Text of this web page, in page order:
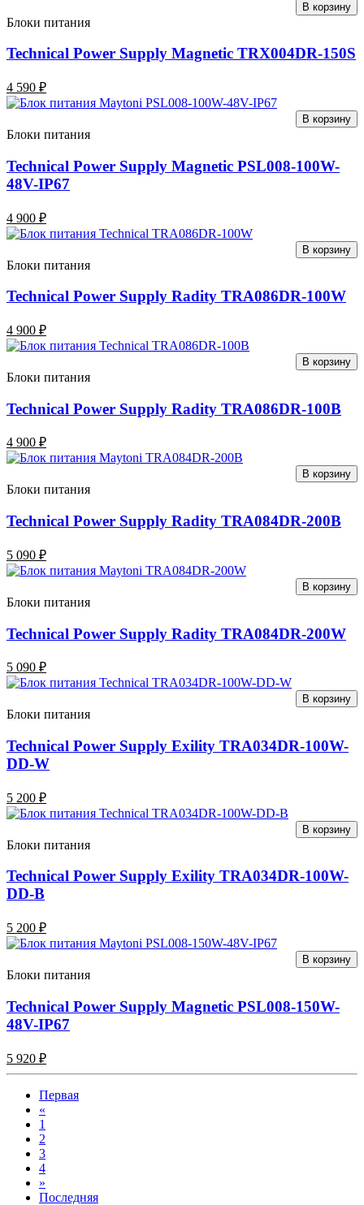
В корзину
Блоки питания
Technical Power Supply Magnetic TRX004DR-150S
4 590 ₽
В корзину
Блоки питания
Technical Power Supply Magnetic PSL008-100W-
48V-IP67
4 900 ₽
В корзину
Блоки питания
Technical Power Supply Radity TRA086DR-100W
4 900 ₽
В корзину
Блоки питания
Technical Power Supply Radity TRA086DR-100B
4 900 ₽
В корзину
Блоки питания
Technical Power Supply Radity TRA084DR-200B
5 090 ₽
В корзину
Блоки питания
Technical Power Supply Radity TRA084DR-200W
5 090 ₽
В корзину
Блоки питания
Technical Power Supply Exility TRA034DR-100W-
DD-W
5 200 ₽
В корзину
Блоки питания
Technical Power Supply Exility TRA034DR-100W-
DD-B
5 200 ₽
В корзину
Блоки питания
Technical Power Supply Magnetic PSL008-150W-
48V-IP67
5 920 ₽
Первая
«
1
2
3
4
»
Последняя